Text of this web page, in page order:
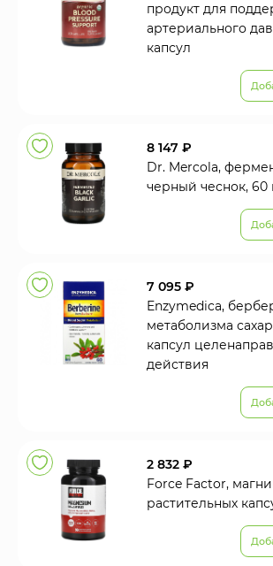
продукт для
артериального
капсул
8 147 ₽
Dr. Mercola,
черный чеснок, 60
7 095 ₽
Enzymedica,
метаболизма
капсул
действия
2 832 ₽
Force Factor,
растительных